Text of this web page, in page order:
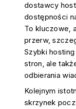
dostawcy
dostępności
To kluczowe,
przerw,
Szybki
stron, ale
odbierania
Kolejnym
skrzynek